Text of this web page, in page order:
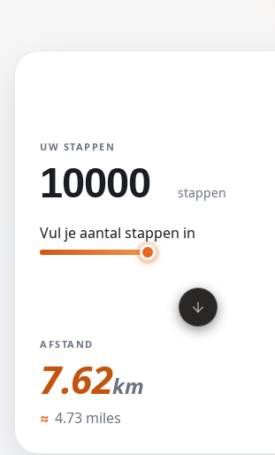
UW STAPPEN
stappen
Vul je aantal stappen in
AFSTAND
7.62km
≈ 4.73 miles